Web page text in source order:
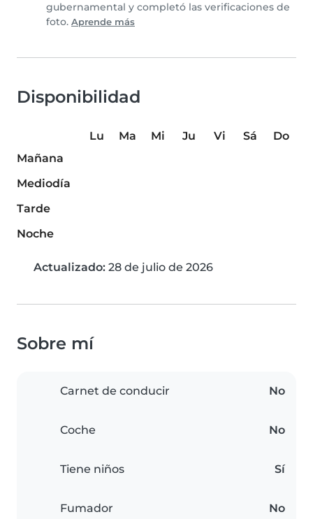
gubernamental y completó las verificaciones de
foto. Aprende más
Disponibilidad
Lu Ma Mi Ju Vi Sá
Do
Mañana
Mediodía
Tarde
Noche
Actualizado: 28 de julio de 2026
Sobre mí
Carnet de conducir No
Coche No
Tiene niños Sí
Fumador No